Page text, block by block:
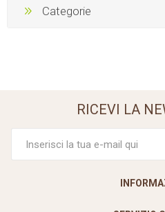
Categorie
RICEVI LA